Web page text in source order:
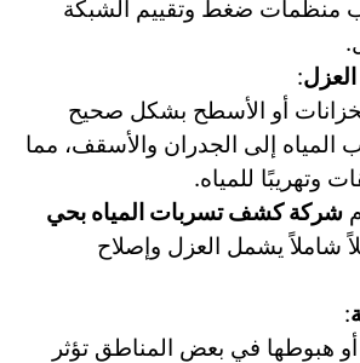
منظمات ضغط وتقييم الشبكة
:
أو الأسطح بشكل صحيح
إلى الجدران والأسقف، مما
وتهريبًا للمياه.
شركة كشف تسربات المياه بحي
شاملاً يشمل العزل وإصلاح
:
أو هبوطها في بعض المناطق تؤثر